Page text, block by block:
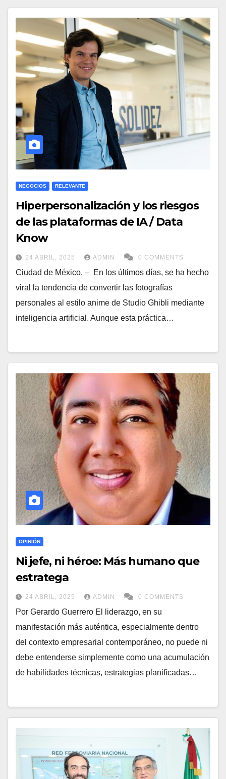
NEGOCIOS RELEVANTE
Hiperpersonalización y los riesgos
de las plataformas de IA / Data
Know
24 ABRIL, 2025 ADMIN 0 COMMENTS
Ciudad de México. – En los últimos días, se ha hecho
viral la tendencia de convertir las fotografías
personales al estilo anime de Studio Ghibli mediante
inteligencia artificial. Aunque esta práctica…
OPINIÓN
Ni jefe, ni héroe: Más humano que
estratega
24 ABRIL, 2025 ADMIN 0 COMMENTS
Por Gerardo Guerrero El liderazgo, en su
manifestación más auténtica, especialmente dentro
del contexto empresarial contemporáneo, no puede ni
debe entenderse simplemente como una acumulación
de habilidades técnicas, estrategias planificadas…